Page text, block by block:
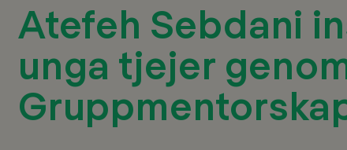
Atefeh Sebdani
unga tjejer